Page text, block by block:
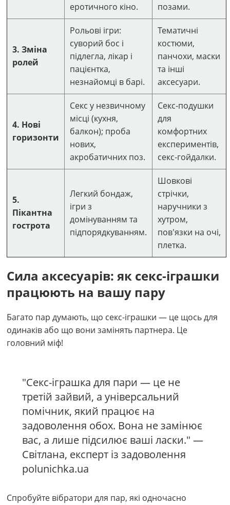
еротичного кіно.
позами.
3. Зміна
ролей
Рольові ігри:
суворий бос і
підлегла, лікар і
пацієнтка,
незнайомці в барі.
Тематичні
костюми,
панчохи, маски
та інші
аксесуари.
4. Нові
горизонти
Секс у незвичному
місці (кухня,
балкон); проба
нових,
акробатичних поз.
Секс-подушки
для
комфортних
експериментів,
секс-гойдалки.
5.
Пікантна
гострота
Легкий бондаж,
ігри з
домінуванням та
підпорядкуванням.
Шовкові
стрічки,
наручники з
хутром,
пов'язки на очі,
плетка.
Сила аксесуарів: як секс-іграшки
працюють на вашу пару
Багато пар думають, що секс-іграшки — це щось для
одинаків або що вони замінять партнера. Це
головний міф!
"Секс-іграшка для пари — це не
третій зайвий, а універсальний
помічник, який працює на
задоволення обох. Вона не замінює
вас, а лише підсилює ваші ласки." —
Світлана, експерт із задоволення
polunichka.ua
Спробуйте вібратори для пар, які одночасно